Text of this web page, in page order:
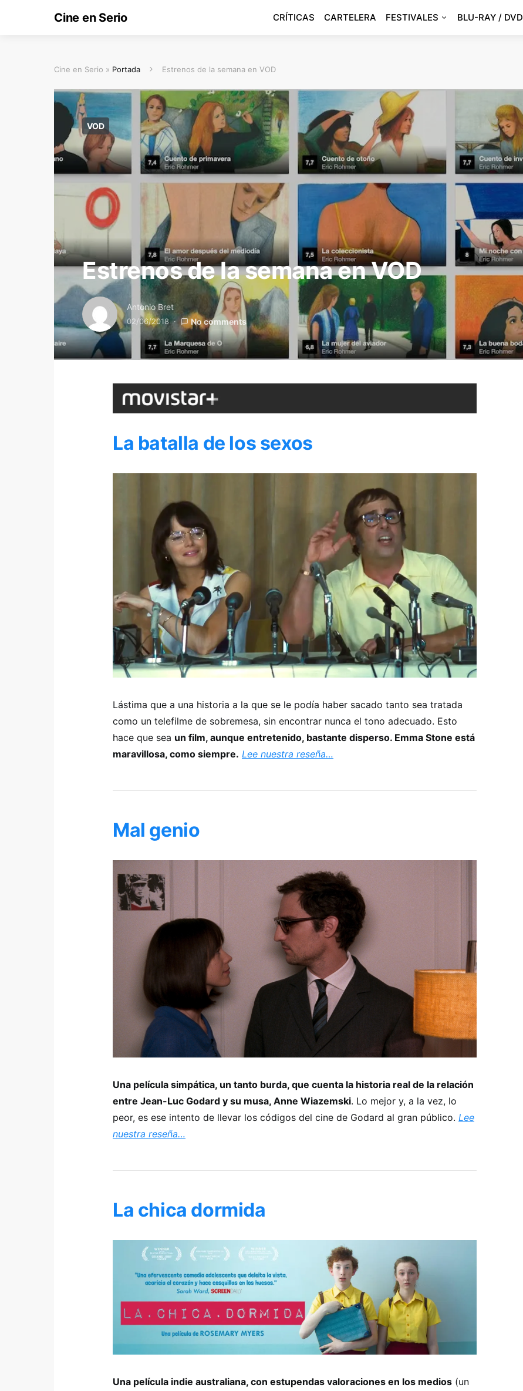
Cine en Serio CRÍTICAS CARTELERA FESTIVALES BLU-RAY / DVD
Cine en Serio » Portada Estrenos de la semana en VOD
VOD
Estrenos de la semana en VOD
Antonio Bret
02/06/2018 No comments
La batalla de los sexos
Lástima que a una historia a la que se le podía haber sacado tanto sea tratada
como un telefilme de sobremesa, sin encontrar nunca el tono adecuado. Esto
hace que sea un film, aunque entretenido, bastante disperso. Emma Stone está
maravillosa, como siempre. Lee nuestra reseña…
Mal genio
Una película simpática, un tanto burda, que cuenta la historia real de la relación
entre Jean-Luc Godard y su musa, Anne Wiazemski. Lo mejor y, a la vez, lo
peor, es ese intento de llevar los códigos del cine de Godard al gran público. Lee
nuestra reseña…
La chica dormida
Una película indie australiana, con estupendas valoraciones en los medios (un